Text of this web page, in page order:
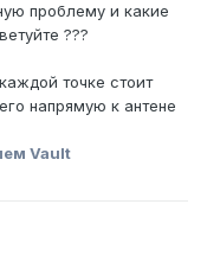
проблему и какие
???
точке стоит
напрямую к антене
Vault